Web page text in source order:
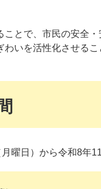
ことで、市民の安全
わいを活性化させる
曜日）から令和8年